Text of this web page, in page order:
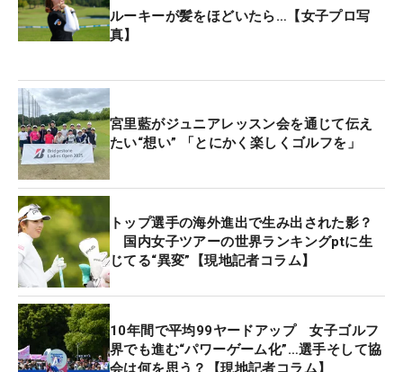
なんだか難しそうだが、やはり会場で初めてこの機
い。「アマチュアの方に説明する脱力とか、力みと
いうのを可視化してくれる感覚ですね。『そうそ
う、普段私が言ってるのはこれ』って感じ。私自
身、インパクトの前に脱力しているという感覚はな
かったので、新しい視点だなと思います」。
プロが伝えようとしても、我々アマチュアにはなか
なか理解できない、脱力や力み、いわゆる力感を教
えてくれる機能というわけだ。細かいスイングの形
にこだわるよりも、いつ力を発揮するのかを考える
方がシンプルでいいのかもしれない。
ルーキーが髪をほどいたら…【女子プロ写
真】
宮里藍がジュニアレッスン会を通じて伝え
たい“想い” 「とにかく楽しくゴルフを」
トップ選手の海外進出で生み出された影？
国内女子ツアーの世界ランキングptに生
じてる“異変”【現地記者コラム】
10年間で平均99ヤードアップ 女子ゴルフ
界でも進む“パワーゲーム化”…選手そして協
会は何を思う？【現地記者コラム】